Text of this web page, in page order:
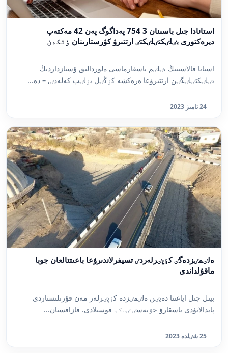
استانادا جىل باسىنان 3 754 پەداگوگ پەن 42 مەكتەپ
ديرەكتورى بٸلٸكتٸلٸكتٸ ارتتىرۋ كۋرستارىنان ٶتكەن
استانا قالاسىنىڭ بٸلٸم باسقارماسى ەلوردالىق ۇستازداردىڭ
بٸلٸكتٸلٸگٸن ارتتىرۋعا ەرەكشە كٶڭٸل بٶلٸپ كەلەدٸ, – دە...
24 تامىز 2023
ەلٸمٸزدەگٸ كٶپٸرلەردٸ تسيفرلاندىرۋعا باعىتتالعان جوبا
ماقۇلداندى
بيىل جىل اياعىنا دەيٸن ەلٸمٸزدە كٶپٸرلەر مەن قۇرىلىستاردى
پايدالانۋدى باسقارۋ جٷيەسٸ ٸسكە قوسىلادى. قازاقستان...
25 شٸلدە 2023